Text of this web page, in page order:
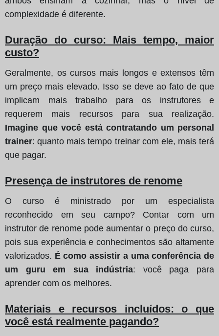
complexidade é diferente.
Duração do curso: Mais tempo, maior
custo?
Geralmente, os cursos mais longos e extensos têm
um preço mais elevado. Isso se deve ao fato de que
implicam mais trabalho para os instrutores e
requerem mais recursos para sua realização.
Imagine que você está contratando um personal
trainer: quanto mais tempo treinar com ele, mais terá
que pagar.
Presença de instrutores de renome
O curso é ministrado por um especialista
reconhecido em seu campo? Contar com um
instrutor de renome pode aumentar o preço do curso,
pois sua experiência e conhecimentos são altamente
valorizados. É como assistir a uma conferência de
um guru em sua indústria: você paga para
aprender com os melhores.
Materiais e recursos incluídos: o que
você está realmente pagando?